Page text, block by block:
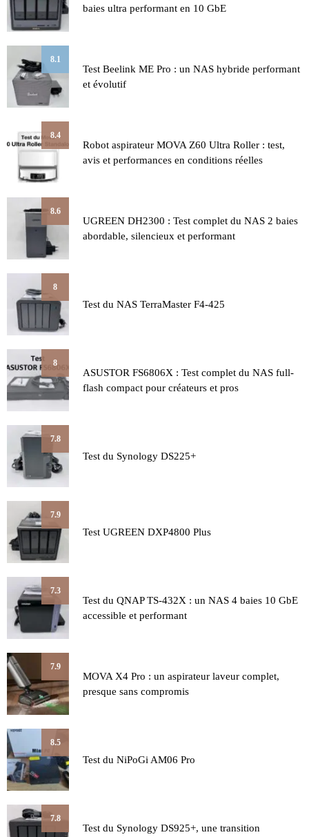
baies ultra performant en 10 GbE
8.1
Test Beelink ME Pro : un NAS hybride performant
et évolutif
8.4
Robot aspirateur MOVA Z60 Ultra Roller : test,
avis et performances en conditions réelles
8.6
UGREEN DH2300 : Test complet du NAS 2 baies
abordable, silencieux et performant
8
Test du NAS TerraMaster F4-425
8
ASUSTOR FS6806X : Test complet du NAS full-
flash compact pour créateurs et pros
7.8
Test du Synology DS225+
7.9
Test UGREEN DXP4800 Plus
7.3
Test du QNAP TS-432X : un NAS 4 baies 10 GbE
accessible et performant
7.9
MOVA X4 Pro : un aspirateur laveur complet,
presque sans compromis
8.5
Test du NiPoGi AM06 Pro
7.8
Test du Synology DS925+, une transition